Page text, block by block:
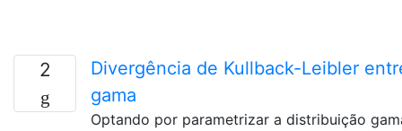
2
Divergência de Kullback-Leibler
gama
Optando por parametrizar a distribuição